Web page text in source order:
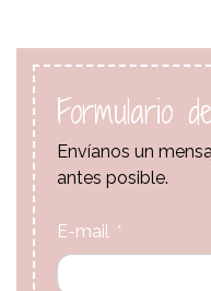
Formulario
Envíanos un
antes posible.
E-mail *